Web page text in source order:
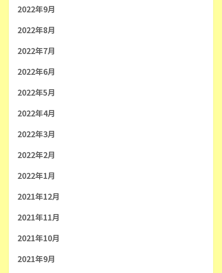
2022年9月
2022年8月
2022年7月
2022年6月
2022年5月
2022年4月
2022年3月
2022年2月
2022年1月
2021年12月
2021年11月
2021年10月
2021年9月